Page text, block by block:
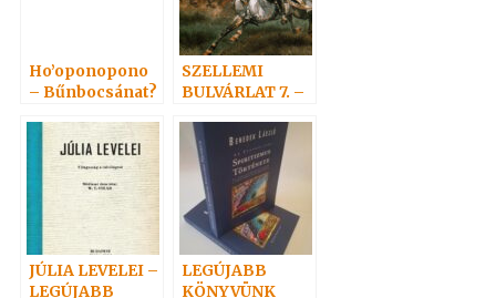
Ho’oponopono
– Bűnbocsánat?
SZELLEMI
BULVÁRLAT 7. –
JÚLIA LEVELEI –
LEGÚJABB
LEGÚJABB
KÖNYVÜNK